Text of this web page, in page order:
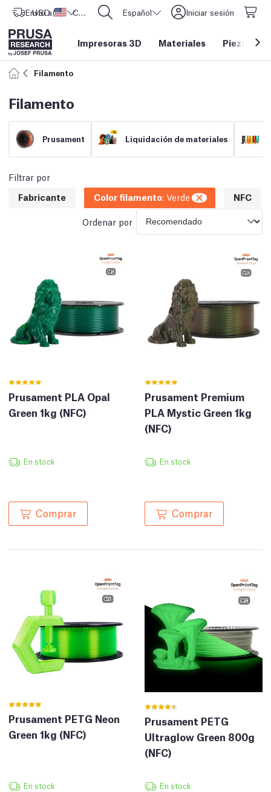
Envío a Estados Unidos
USD ($) CORE One L: ¡Ya disponible! Español Iniciar sesión
Impresoras 3D Materiales Piezas y
Filamento
Filamento
Prusament Liquidación de materiales
Filtrar por
Fabricante
Color filamento: Verde NFC
Ordenar por
Prusament PLA Opal
Green 1kg (NFC)
En stock
Comprar
Prusament Premium
PLA Mystic Green 1kg
(NFC)
En stock
Comprar
Prusament PETG Neon
Green 1kg (NFC)
En stock
Prusament PETG
Ultraglow Green 800g
(NFC)
En stock